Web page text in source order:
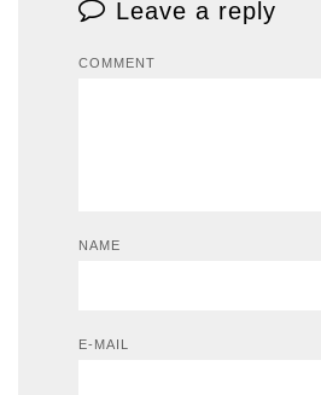
Leave a reply
COMMENT
NAME
E-MAIL